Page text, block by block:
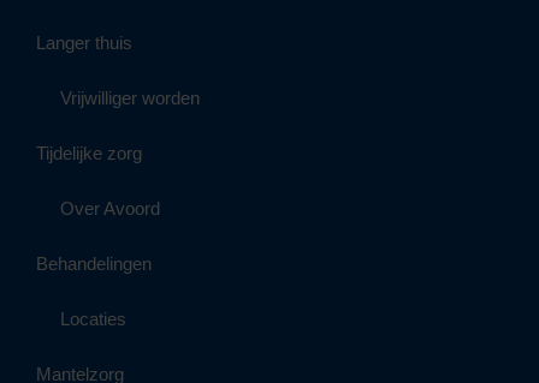
Langer thuis
Vrijwilliger worden
Tijdelijke zorg
Over Avoord
Behandelingen
Locaties
Mantelzorg